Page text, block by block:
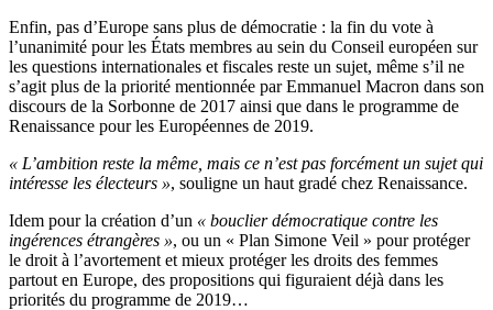
Enfin, pas d’Europe sans plus de démocratie : la fin du vote à
l’unanimité pour les États membres au sein du Conseil européen sur
les questions internationales et fiscales reste un sujet, même s’il ne
s’agit plus de la priorité mentionnée par Emmanuel Macron dans son
discours de la Sorbonne de 2017 ainsi que dans le programme de
Renaissance pour les Européennes de 2019.
« L’ambition reste la même, mais ce n’est pas forcément un sujet qui
intéresse les électeurs », souligne un haut gradé chez Renaissance.
Idem pour la création d’un « bouclier démocratique contre les
ingérences étrangères », ou un « Plan Simone Veil » pour protéger
le droit à l’avortement et mieux protéger les droits des femmes
partout en Europe, des propositions qui figuraient déjà dans les
priorités du programme de 2019…